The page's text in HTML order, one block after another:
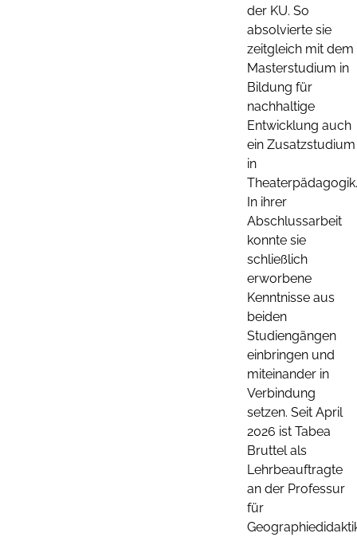
der KU. So
absolvierte sie
zeitgleich mit dem
Masterstudium in
Bildung für
nachhaltige
Entwicklung auch
ein Zusatzstudium
in
Theaterpädagogik.
In ihrer
Abschlussarbeit
konnte sie
schließlich
erworbene
Kenntnisse aus
beiden
Studiengängen
einbringen und
miteinander in
Verbindung
setzen. Seit April
2026 ist Tabea
Bruttel als
Lehrbeauftragte
an der Professur
für